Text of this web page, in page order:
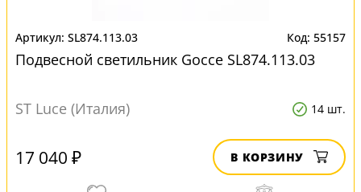
SL874.113.03 55157
Подвесной светильник Gocce SL874.113.03
ST Luce (Италия) 14 шт.
17 040 ₽ В КОРЗИНУ